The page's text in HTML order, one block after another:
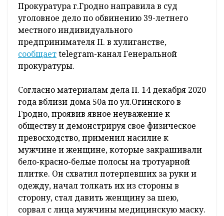
Прокуратура г.Гродно направила в суд
уголовное дело по обвинению 39-летнего
местного индивидуального
предпринимателя П. в хулиганстве,
сообщаетtelegram-канал Генеральной
прокуратуры.
Согласно материалам дела П. 14 декабря 2020
года вблизи дома 50а по ул.Огинского в
Гродно, проявив явное неуважение к
обществу и демонстрируя свое физическое
превосходство, применил насилие к
мужчине и женщине, которые закрашивали
бело-красно-белые полосы на тротуарной
плитке. Он схватил потерпевших за руки и
одежду, начал толкать их из стороны в
сторону, стал давить женщину за шею,
сорвал с лица мужчины медицинскую маску.